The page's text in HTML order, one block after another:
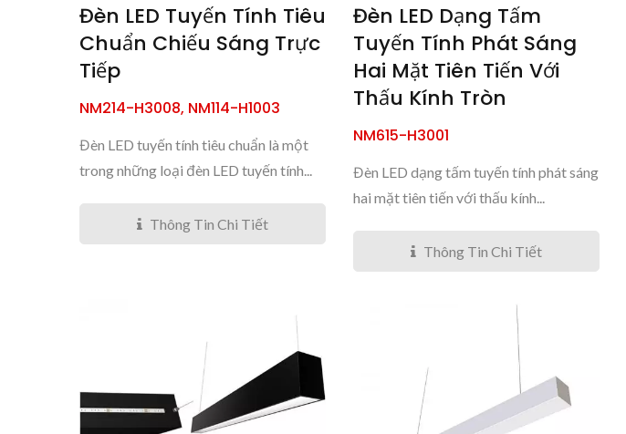
Đèn LED Tuyến Tính Tiêu
Chuẩn Chiếu Sáng Trực
Tiếp
NM214-H3008, NM114-H1003
Đèn LED tuyến tính tiêu chuẩn là một
trong những loại đèn LED tuyến tính...
Thông Tin Chi Tiết
Đèn LED Dạng Tấm
Tuyến Tính Phát Sáng
Hai Mặt Tiên Tiến Với
Thấu Kính Tròn
NM615-H3001
Đèn LED dạng tấm tuyến tính phát sáng
hai mặt tiên tiến với thấu kính...
Thông Tin Chi Tiết